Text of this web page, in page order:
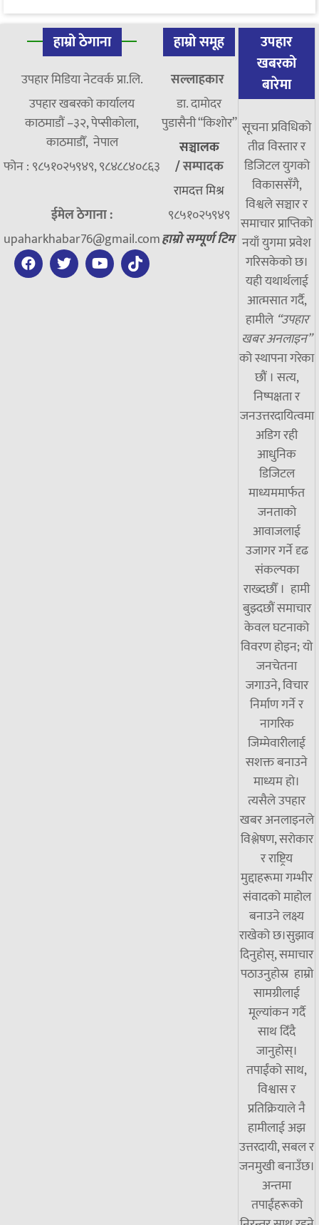
हाम्रो ठेगाना
उपहार मिडिया नेटवर्क प्रा.लि.
उपहार खबरको कार्यालय
काठमाडौं –३२, पेप्सीकोला,
काठमाडौँ, नेपाल
फोन : ९८५१०२५९४९, ९८४८८४०८६३
ईमेल ठेगाना :
upaharkhabar76@gmail.com
हाम्रो समूह
सल्लाहकार
डा. दामाेदर
पुडासैनी “किशाेर”
सञ्चालक
/सम्पादक
रामदत्त मिश्र
९८५१०२५९४९
हाम्रो सम्पूर्ण टिम
उपहार
खबरको
बारेमा
सूचना प्रविधिको
तीव्र विस्तार र
डिजिटल युगको
विकाससँगै,
विश्वले सञ्चार र
समाचार प्राप्तिको
नयाँ युगमा प्रवेश
गरिसकेको छ।
यही यथार्थलाई
आत्मसात गर्दै,
हामीले “उपहार
खबर अनलाइन”
को स्थापना गरेका
छौं । सत्य,
निष्पक्षता र
जनउत्तरदायित्वमा
अडिग रही
आधुनिक
डिजिटल
माध्यममार्फत
जनताको
आवाजलाई
उजागर गर्ने दृढ
संकल्पका
राख्दछौँ । हामी
बुझ्दछौं समाचार
केवल घटनाको
विवरण होइन; यो
जनचेतना
जगाउने, विचार
निर्माण गर्ने र
नागरिक
जिम्मेवारीलाई
सशक्त बनाउने
माध्यम हो।
त्यसैले उपहार
खबर अनलाइनले
विश्लेषण, सरोकार
र राष्ट्रिय
मुद्दाहरूमा गम्भीर
संवादको माहोल
बनाउने लक्ष्य
राखेको छ।सुझाव
दिनुहोस्, समाचार
पठाउनुहोस्र हाम्रो
सामग्रीलाई
मूल्यांकन गर्दै
साथ दिँदै
जानुहोस्।
तपाईंको साथ,
विश्वास र
प्रतिक्रियाले नै
हामीलाई अझ
उत्तरदायी, सबल र
जनमुखी बनाउँछ।
अन्तमा
तपाईंहरूको